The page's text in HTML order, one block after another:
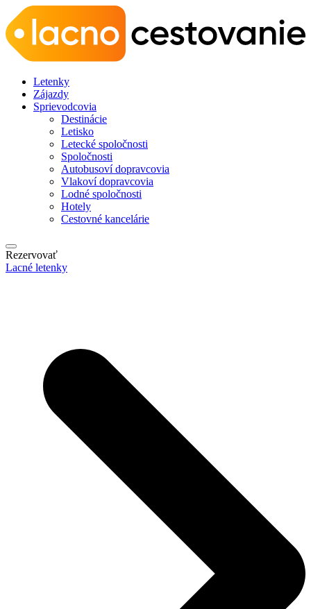
Letenky
Zájazdy
Sprievodcovia
Destinácie
Letisko
Letecké spoločnosti
Spoločnosti
Autobusoví dopravcovia
Vlakoví dopravcovia
Lodné spoločnosti
Hotely
Cestovné kancelárie
Rezervovať
Lacné letenky